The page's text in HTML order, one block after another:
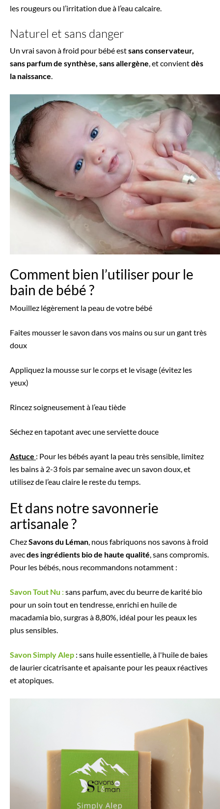
les rougeurs ou l’irritation due à l’eau calcaire.
Naturel et sans danger
Un vrai savon à froid pour bébé estsans conservateur,
sans parfum de synthèse, sans allergène, et convientdès
la naissance.
Comment bien l’utiliser pour le
bain de bébé ?
Mouillez légèrement la peau de votre bébé
Faites mousser le savon dans vos mains ou sur un gant très
doux
Appliquez la mousse sur le corps et le visage (évitez les
yeux)
Rincez soigneusement à l’eau tiède
Séchez en tapotant avec une serviette douce
Astuce : Pour les bébés ayant la peau très sensible, limitez
les bains à 2-3 fois par semaine avec un savon doux, et
utilisez de l’eau claire le reste du temps.
Et dans notre savonnerie
artisanale ?
ChezSavons du Léman, nous fabriquons nos savons à froid
avecdes ingrédients bio de haute qualité, sans compromis.
Pour les bébés, nous recommandons notamment :
Savon Tout Nu : sans parfum, avec du beurre de karité bio
pour un soin tout en tendresse, enrichi en huile de
macadamia bio, surgras à 8,80%, idéal pour les peaux les
plus sensibles.
Savon Simply Alep : sans huile essentielle, à l'huile de baies
de laurier cicatrisante et apaisante pour les peaux réactives
et atopiques.